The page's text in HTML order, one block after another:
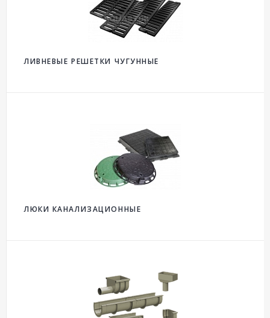
ЛИВНЕВЫЕ РЕШЕТКИ ЧУГУННЫЕ
ЛЮКИ КАНАЛИЗАЦИОННЫЕ